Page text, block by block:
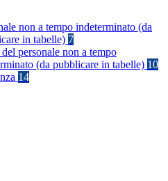
non a tempo indeterminato (da
in tabelle) 7
personale non a tempo
(da pubblicare in tabelle) 10
14